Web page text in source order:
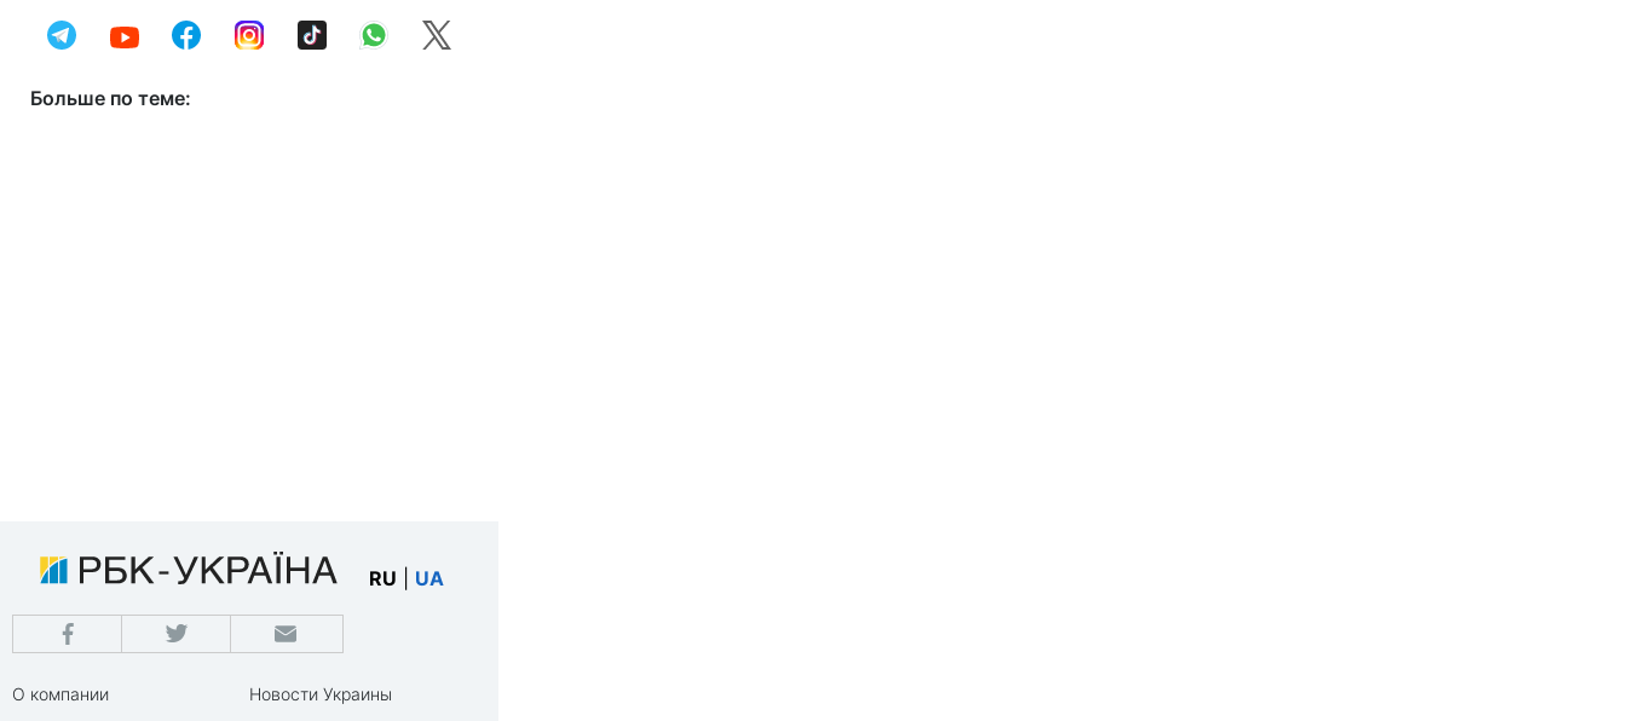
Больше по теме:
RU UA
О компании
Новости Украины